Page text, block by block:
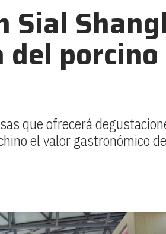
Sial
porcino
que ofrecerá
el valor gastronómico